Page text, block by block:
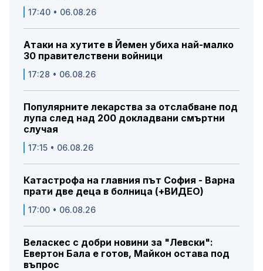
17:40 • 06.08.26
Атаки на хутите в Йемен убиха най-малко
30 правителствени войници
17:28 • 06.08.26
Популярните лекарства за отслабване под
лупа след над 200 докладвани смъртни
случая
17:15 • 06.08.26
Катастрофа на главния път София - Варна
прати две деца в болница (+ВИДЕО)
17:00 • 06.08.26
Веласкес с добри новини за "Левски":
Евертон Бала е готов, Майкон остава под
въпрос